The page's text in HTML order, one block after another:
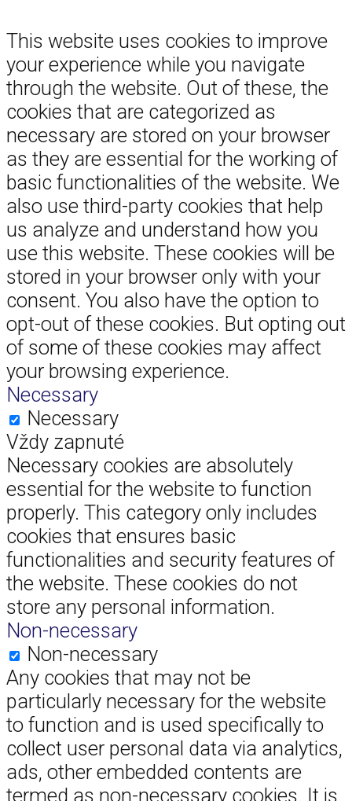
This website uses cookies to improve
your experience while you navigate
through the website. Out of these, the
cookies that are categorized as
necessary are stored on your browser
as they are essential for the working of
basic functionalities of the website. We
also use third-party cookies that help
us analyze and understand how you
use this website. These cookies will be
stored in your browser only with your
consent. You also have the option to
opt-out of these cookies. But opting out
of some of these cookies may affect
your browsing experience.
Necessary
Necessary
Vždy zapnuté
Necessary cookies are absolutely
essential for the website to function
properly. This category only includes
cookies that ensures basic
functionalities and security features of
the website. These cookies do not
store any personal information.
Non-necessary
Non-necessary
Any cookies that may not be
particularly necessary for the website
to function and is used specifically to
collect user personal data via analytics,
ads, other embedded contents are
termed as non-necessary cookies. It is